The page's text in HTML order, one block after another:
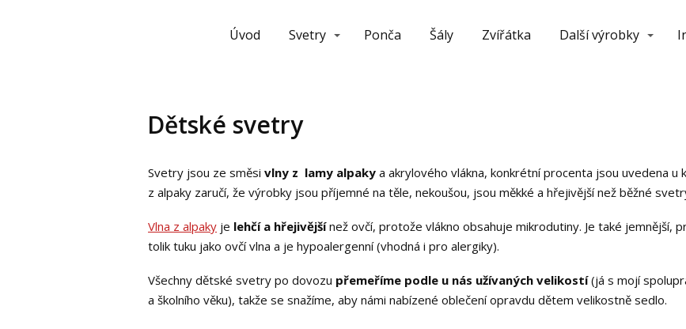
Úvod Svetry Ponča Šály Zvířátka Další výrobky
Dětské svetry
Svetry jsou ze směsi vlny z lamy alpaky a akrylového vlákna, konkrétní procenta jsou uvedena u
z alpaky zaručí, že výrobky jsou příjemné na těle, nekoušou, jsou měkké a hřejivější než běžné
Vlna z alpaky je lehčí a hřejivějšínež ovčí, protože vlákno obsahuje mikrodutiny. Je také jemnější,
tolik tuku jako ovčí vlna a je hypoalergenní (vhodná i pro alergiky).
Všechny dětské svetry po dovozu přemeříme podle u nás užívaných velikostí(já s mojí
a školního věku), takže se snažíme, aby námi nabízené oblečení opravdu dětem velikostně sedlo.